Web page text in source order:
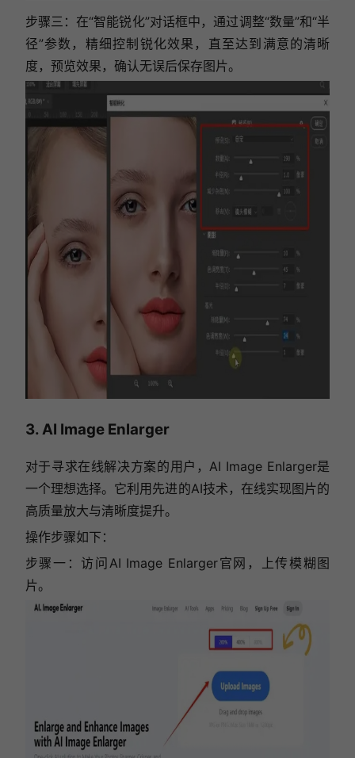
步骤三：在“智能锐化”对话框中，通过调整“数量”和“半
径”参数，精细控制锐化效果，直至达到满意的清晰
度，预览效果，确认无误后保存图片。
3. AI Image Enlarger
对于寻求在线解决方案的用户，AI Image Enlarger是
一个理想选择。它利用先进的AI技术，在线实现图片的
高质量放大与清晰度提升。
操作步骤如下：
步骤一：访问AI Image Enlarger官网，上传模糊图
片。